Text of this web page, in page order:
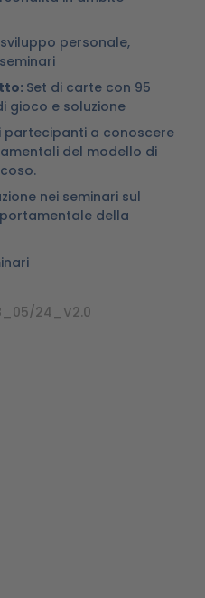
sviluppo personale,
Set di carte con 95
gioco e soluzione
partecipanti a conoscere
del modello di
nei seminari sul
della
24_V2.0